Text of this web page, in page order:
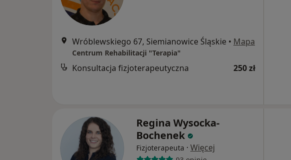
Wróblewskiego 67, Siemianowice Śląskie • Mapa
Centrum Rehabilitacji "Terapia"
Konsultacja fizjoterapeutyczna 250 zł
Regina Wysocka-
Bochenek
Fizjoterapeuta · Więcej